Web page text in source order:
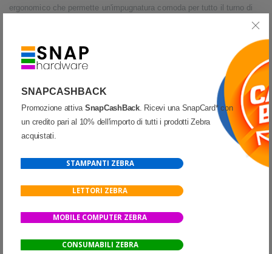
SNAPCASHBACK
Promozione attiva SnapCashBack. Ricevi una SnapCard* con
un credito pari al 10% dell'importo di tutti i prodotti Zebra
acquistati.
STAMPANTI ZEBRA
LETTORI ZEBRA
MOBILE COMPUTER ZEBRA
CONSUMABILI ZEBRA
ergonomico che permette un'impugnatura comoda per tutto il turno di
lavoro, grazie alla leggerezza e a un grip stabile. Progettato per durare,
per la resistenza alla caduta. Il display dotato di Gorilla™ Glass 7 di
Corning™ offre un'ulteriore protezione dai graffi e dalle cadute.
UN INVESTIMENTO CHE VALE
Con la compatibilità garantita fino ad Android 18, potrai contare sul
aggiornamenti continui e accesso agli strumenti avanzati della nostra
impegno per la sostenibilità, con l'uso di accessori e imballaggi
COSÌ FACILE